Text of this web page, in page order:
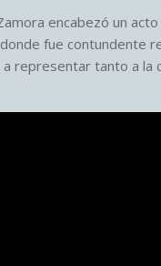
encabezó un
fue contundente
representar tanto a la